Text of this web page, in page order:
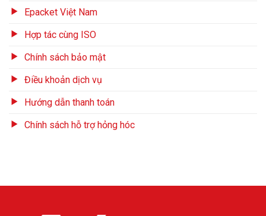
Epacket Việt Nam
Hợp tác cùng ISO
Chính sách bảo mật
Điều khoản dịch vụ
Hướng dẫn thanh toán
Chính sách hỗ trợ hỏng hóc